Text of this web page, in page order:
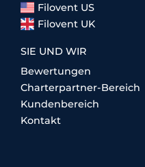
Filovent US
Filovent UK
SIE UND WIR
Bewertungen
Charterpartner-Bereich
Kundenbereich
Kontakt